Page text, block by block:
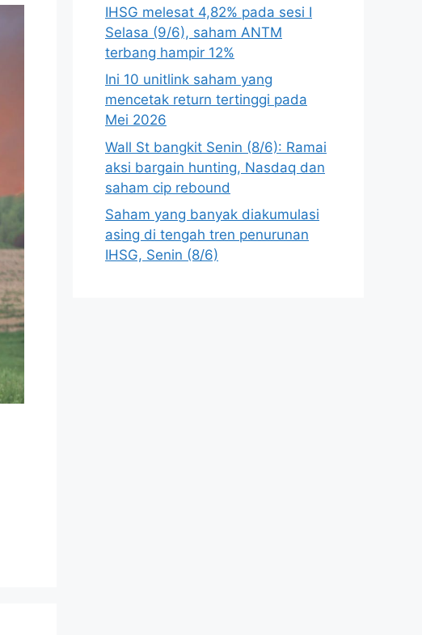
IHSG melesat 4,82% pada sesi I
Selasa (9/6), saham ANTM
terbang hampir 12%
Ini 10 unitlink saham yang
mencetak return tertinggi pada
Mei 2026
Wall St bangkit Senin (8/6): Ramai
aksi bargain hunting, Nasdaq dan
saham cip rebound
Saham yang banyak diakumulasi
asing di tengah tren penurunan
IHSG, Senin (8/6)